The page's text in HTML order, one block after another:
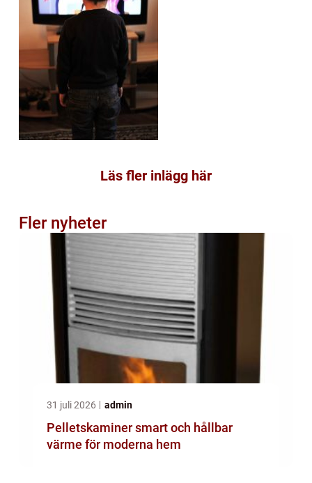
Läs fler inlägg här
Fler nyheter
31 juli 2026 admin
Pelletskaminer smart och hållbar
värme för moderna hem